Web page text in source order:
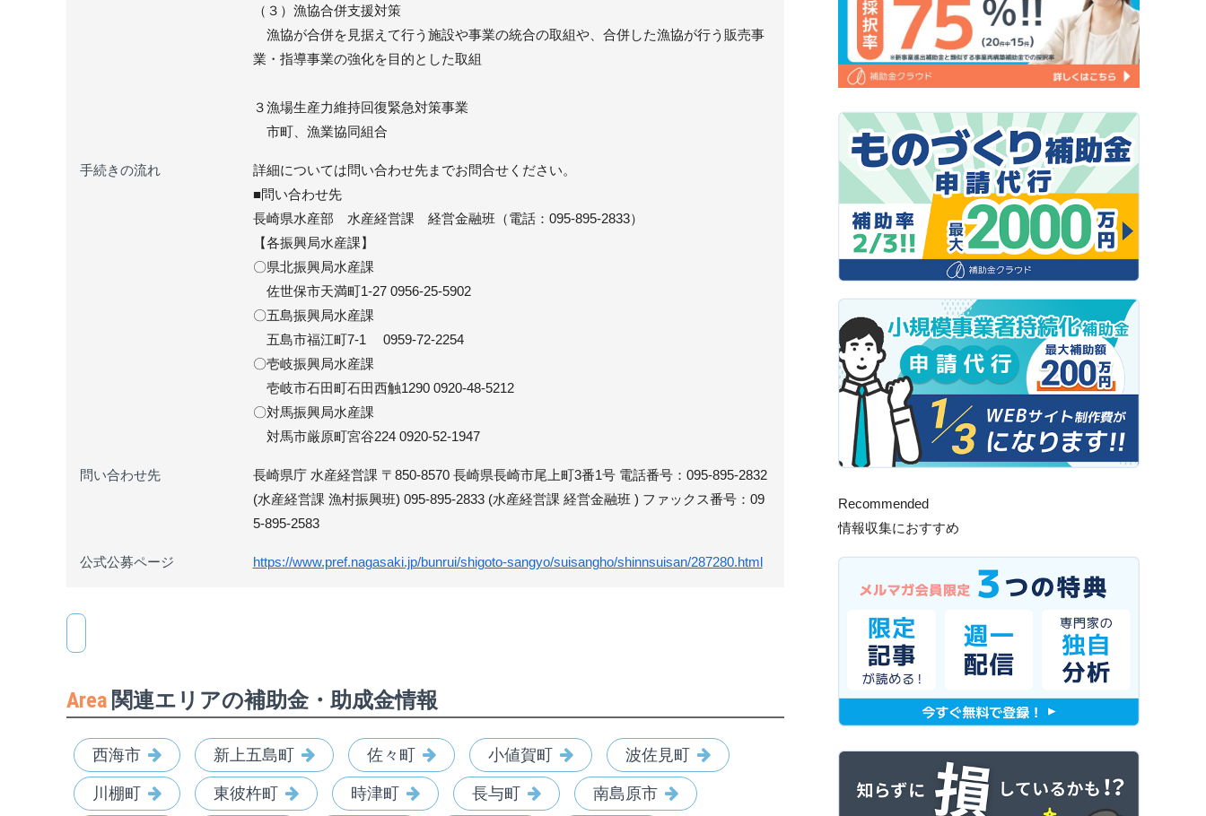
（３）漁協合併支援対策
漁協が合併を見据えて行う施設や事業の統合の取組や、合併した漁協が行う販売事
業・指導事業の強化を目的とした取組
３漁場生産力維持回復緊急対策事業
市町、漁業協同組合
手続きの流れ
詳細については問い合わせ先までお問合せください。
■問い合わせ先
長崎県水産部 水産経営課 経営金融班（電話：095-895-2833）
【各振興局水産課】
〇県北振興局水産課
佐世保市天満町1-27 0956-25-5902
〇五島振興局水産課
五島市福江町7-1 0959-72-2254
〇壱岐振興局水産課
壱岐市石田町石田西触1290 0920-48-5212
〇対馬振興局水産課
対馬市厳原町宮谷224 0920-52-1947
問い合わせ先
長崎県庁 水産経営課 〒850-8570 長崎県長崎市尾上町3番1号 電話番号：095-895-2832
(水産経営課 漁村振興班) 095-895-2833 (水産経営課 経営金融班 ) ファックス番号：09
5-895-2583
公式公募ページ https://www.pref.nagasaki.jp/bunrui/shigoto-sangyo/suisangho/shinnsuisan/287280.html
Area 関連エリアの補助金・助成金情報
西海市 新上五島町 佐々町 小値賀町 波佐見町
川棚町 東彼杵町 時津町 長与町 南島原市
Recommended
情報収集におすすめ